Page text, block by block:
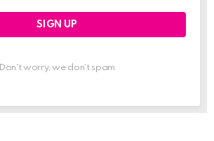
Don't worry, we don't spam